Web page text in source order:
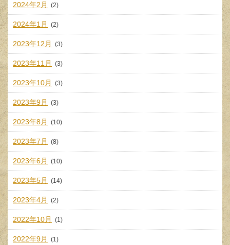
2024年2月 (2)
2024年1月 (2)
2023年12月 (3)
2023年11月 (3)
2023年10月 (3)
2023年9月 (3)
2023年8月 (10)
2023年7月 (8)
2023年6月 (10)
2023年5月 (14)
2023年4月 (2)
2022年10月 (1)
2022年9月 (1)